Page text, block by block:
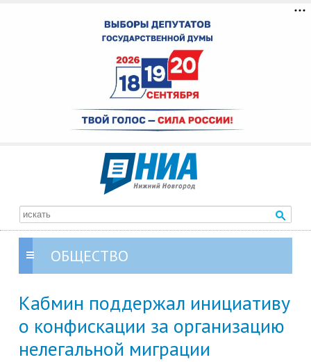
ОБЩЕСТВО
Кабмин поддержал инициативу
о конфискации за организацию
нелегальной миграции